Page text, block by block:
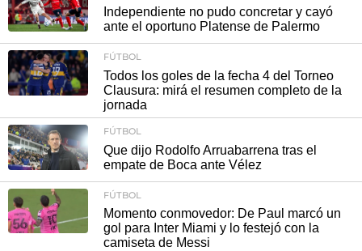
Independiente no pudo concretar y cayó
ante el oportuno Platense de Palermo
FÚTBOL
Todos los goles de la fecha 4 del Torneo
Clausura: mirá el resumen completo de la
jornada
FÚTBOL
Que dijo Rodolfo Arruabarrena tras el
empate de Boca ante Vélez
FÚTBOL
Momento conmovedor: De Paul marcó un
gol para Inter Miami y lo festejó con la
camiseta de Messi